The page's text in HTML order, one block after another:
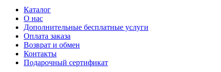
Каталог
О нас
Дополнительные бесплатные услуги
Оплата заказа
Возврат и обмен
Контакты
Подарочный сертификат